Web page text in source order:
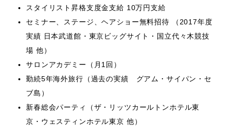
スタイリスト昇格支度金支給 10万円支給
セミナー、ステージ、ヘアショー無料招待 （2017年度
実績 日本武道館・東京ビッグサイト・国立代々木競技
場 他）
サロンアカデミー（月1回）
勤続5年海外旅行（過去の実績 グアム・サイパン・セ
ブ島）
新春総会パーティ（ザ・リッツカールトンホテル東
京・ウェスティンホテル東京 他）